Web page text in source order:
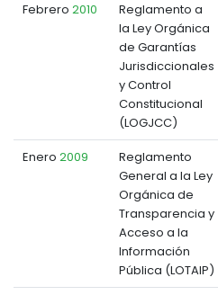
Febrero 2010
Reglamento a
la Ley Orgánica
de Garantías
Jurisdiccionales
y Control
Constitucional
(LOGJCC)
Enero 2009
Reglamento
General a la Ley
Orgánica de
Transparencia y
Acceso a la
Información
Pública (LOTAIP)